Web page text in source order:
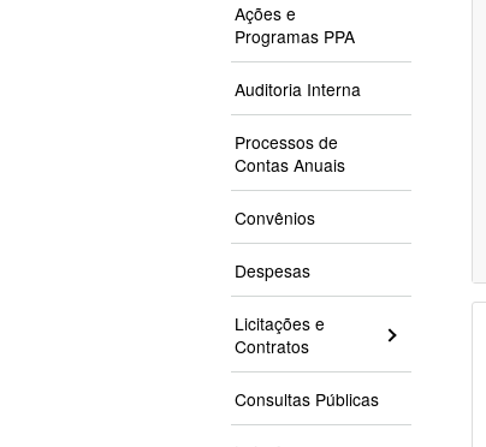
Ações e
Programas PPA
Auditoria Interna
Processos de
Contas Anuais
Convênios
Despesas
Licitações e
Contratos
Consultas Públicas